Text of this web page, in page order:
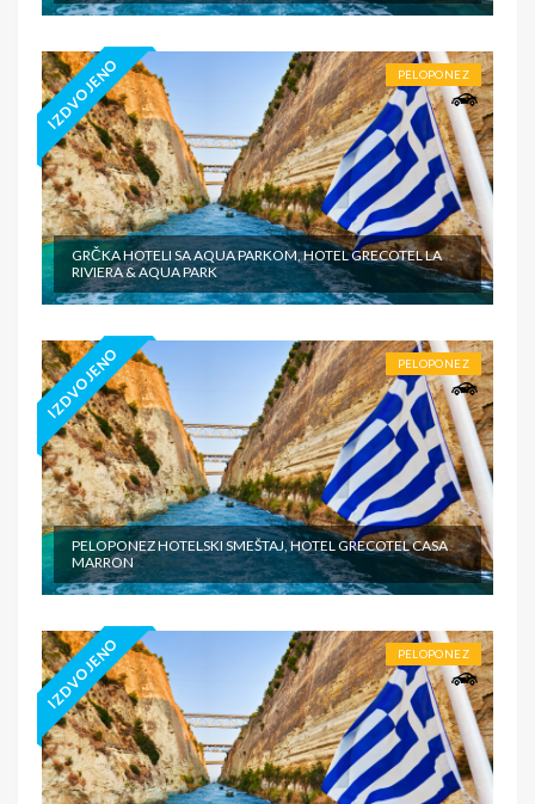
IZDVOJENO PELOPONEZ
GRČKA HOTELI SA AQUA PARKOM, HOTEL GRECOTEL LA
RIVIERA & AQUA PARK
IZDVOJENO PELOPONEZ
PELOPONEZ HOTELSKI SMEŠTAJ, HOTEL GRECOTEL CASA
MARRON
IZDVOJENO PELOPONEZ